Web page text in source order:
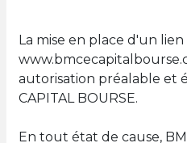
La mise en place d'un
autorisation préalable et
CAPITAL BOURSE.
En tout état de cause,